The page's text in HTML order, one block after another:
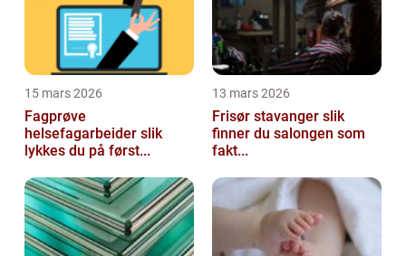
15 mars 2026
Fagprøve
helsefagarbeider slik
lykkes du på først...
13 mars 2026
Frisør stavanger slik
finner du salongen som
fakt...